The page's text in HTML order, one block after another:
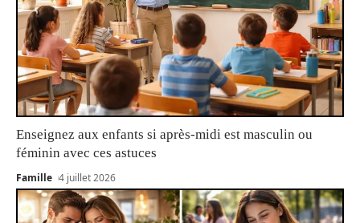
Enseignez aux enfants si après-midi est masculin ou
féminin avec ces astuces
Famille 4 juillet 2026